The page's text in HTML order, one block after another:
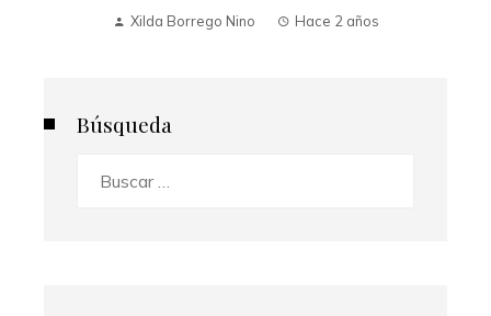
Xilda Borrego Nino Hace 2 años
Búsqueda